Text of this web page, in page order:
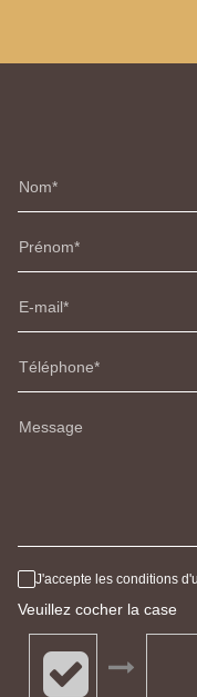
Nom
Prénom
E-mail
Téléphone
Message
J'accepte les conditions
Veuillez cocher la case